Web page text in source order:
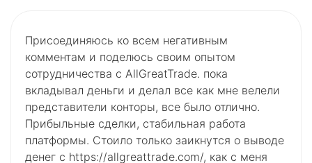
Присоединяюсь ко всем негативным
комментам и поделюсь своим опытом
сотрудничества с AllGreatTrade. пока
вкладывал деньги и делал все как мне велели
представители конторы, все было отлично.
Прибыльные сделки, стабильная работа
платформы. Стоило только заикнутся о выводе
денег с https://allgreattrade.com/, как с меня